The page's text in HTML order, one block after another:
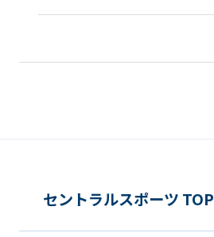
セントラルスポーツ TOP